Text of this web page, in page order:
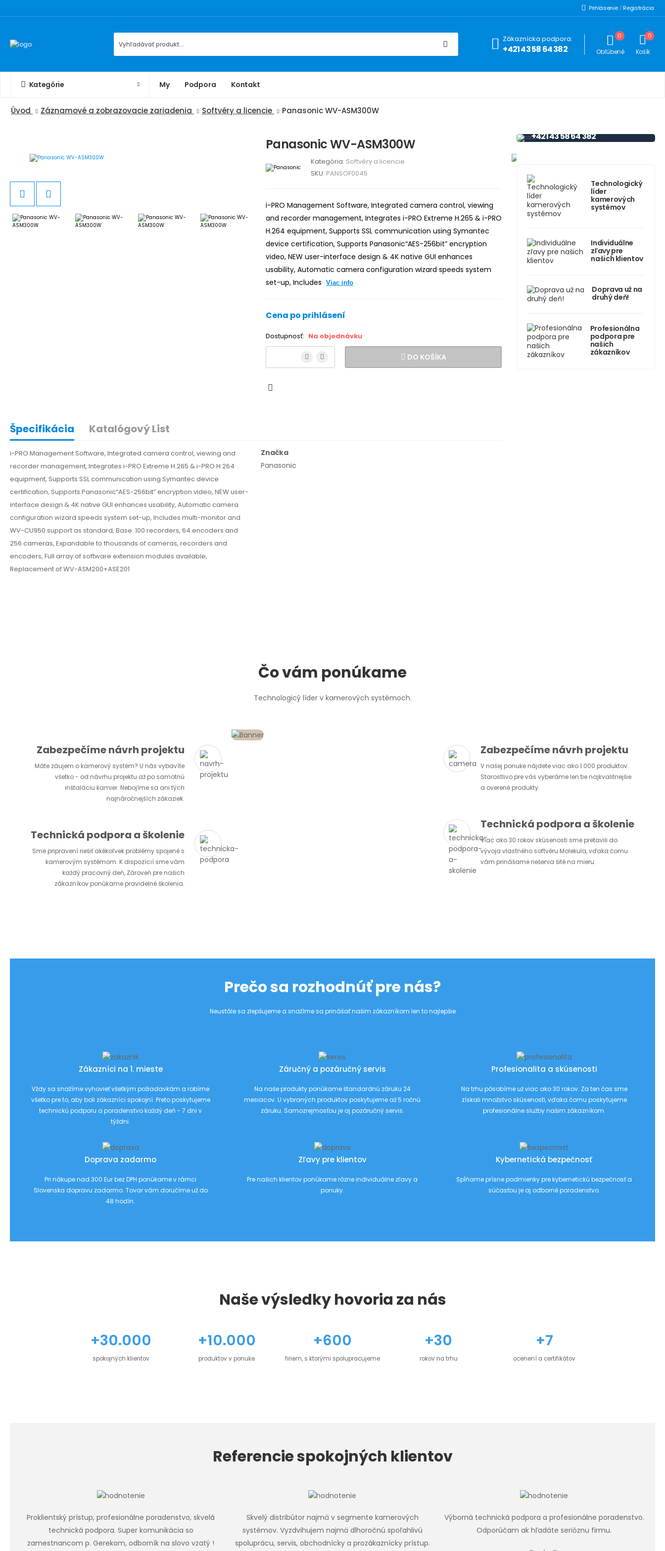
Prihlásenie /Registrácia
Zákaznícka podpora:
+421 43 58 64 382
0
Obľúbené
0
Košík
Kategórie My Podpora Kontakt
Úvod Záznamové a zobrazovacie zariadenia Softvéry a licencie Panasonic WV-ASM300W
Panasonic WV-ASM300W
Kategória: Softvéry a licencie
SKU: PANSOF0045
i-PRO Management Software, Integrated camera control, viewing
and recorder management, Integrates i-PRO Extreme H.265 & i-PRO
H.264 equipment, Supports SSL communication using Symantec
device certification, Supports Panasonic“AES-256bit” encryption
video, NEW user-interface design & 4K native GUI enhances
usability, Automatic camera configuration wizard speeds system
set-up, Includes
Viac info
Cena po prihlásení
Dostupnosť: Na objednávku
DO KOŠÍKA
Špecifikácia Katalógový List
i-PRO Management Software, Integrated camera control, viewing and
recorder management, Integrates i-PRO Extreme H.265 & i-PRO H.264
equipment, Supports SSL communication using Symantec device
certification, Supports Panasonic“AES-256bit” encryption video, NEW user-
interface design & 4K native GUI enhances usability, Automatic camera
configuration wizard speeds system set-up, Includes multi-monitor and
WV-CU950 support as standard, Base: 100 recorders, 64 encoders and
256 cameras, Expandable to thousands of cameras, recorders and
encoders, Full array of software extension modules available,
Replacement of WV-ASM200+ASE201
Značka
Panasonic
+421 43 58 64 382
Technologický
líder
kamerových
systémov
Individuálne
zľavy pre
našich klientov
Doprava už na
druhý deň!
Profesionálna
podpora pre
našich
zákazníkov
Čo vám ponúkame
Technologicý líder v kamerových systémoch.
Zabezpečíme návrh projektu
Máte záujem o kamerový systém? U nás vybavíte
všetko - od návrhu projektu až po samotnú
inštaláciu kamier. Nebojíme sa ani tých
najnáročnejších zákaziek.
Technická podpora a školenie
Sme pripravení riešiť akékoľvek problémy spojené s
kamerovým systémom. K dispozícií sme vám
každý pracovný deň, Zároveň pre našich
zákazníkov ponúkame pravidelné školenia.
Zabezpečíme návrh projektu
V našej ponuke nájdete viac ako 1.000 produktov.
Starostlivo pre vás vyberáme len tie najkvalitnejšie
a overené produkty.
Technická podpora a školenie
Viac ako 30 rokov skúsenosti sme pretavili do
vývoja vlastného softvéru Molekula, vďaka čomu
vám prinášame riešenia šité na mieru.
Prečo sa rozhodnúť pre nás?
Neustále sa zlepšujeme a snažíme sa prinášať našim zákazníkom len to najlepšie
Zákazníci na 1. mieste
Vždy sa snažíme vyhovieť všetkým požiadavkám a robíme
všetko pre to, aby boli zákazníci spokojní. Preto poskytujeme
technickú podporu a poradenstvo každý deň - 7 dni v
týždni.
Záručný a pozáručný servis
Na naše produkty ponúkame štandardnú záruku 24
mesiacov. U vybraných produktov poskytujeme až 5 ročnú
záruku. Samozrejmosťou je aj pozáručný servis.
Profesionalita a skúsenosti
Na trhu pôsobíme už viac ako 30 rokov. Za ten čas sme
získali množstvo skúsenosti, vďaka čomu poskytujeme
profesionálne služby našim zákazníkom.
Doprava zadarmo
Pri nákupe nad 300 Eur bez DPH ponúkame v rámci
Slovenska dopravu zadarmo. Tovar vám doručíme už do
48 hodín.
Zľavy pre klientov
Pre našich klientov ponúkame rôzne individuálne zľavy a
ponuky.
Kybernetická bezpečnosť
Spĺňame prísne podmienky pre kybernetickú bezpečnosť a
súčasťou je aj odborné poradenstvo.
Naše výsledky hovoria za nás
+30.000
spokojných klientov
+10.000
produktov v ponuke
+600
firiem, s ktorými spolupracujeme
+30
rokov na trhu
+7
ocenení a certifikátov
Referencie spokojných klientov
Proklientský prístup, profesionálne poradenstvo, skvelá
technická podpora. Super komunikácia so
zamestnancom p. Gerekom, odborník na slovo vzatý !
Skvelý distribútor najmä v segmente kamerových
systémov. Vyzdvihujem najmä dlhoročnú spoľahlivú
spoluprácu, servis, obchodnícky a prozákaznícky prístup.
Výborná technická podpora a profesionálne poradenstvo.
Odporúčam ak hľadáte serióznu firmu.